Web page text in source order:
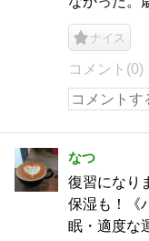
ナイス
コメント(0)
なつ
復習になり
保湿も！《
眠・適度な